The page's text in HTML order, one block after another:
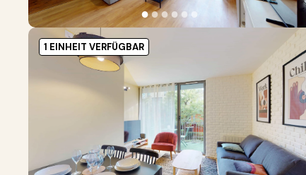
●●●● ● ●
1 EINHEIT VERFÜGBAR